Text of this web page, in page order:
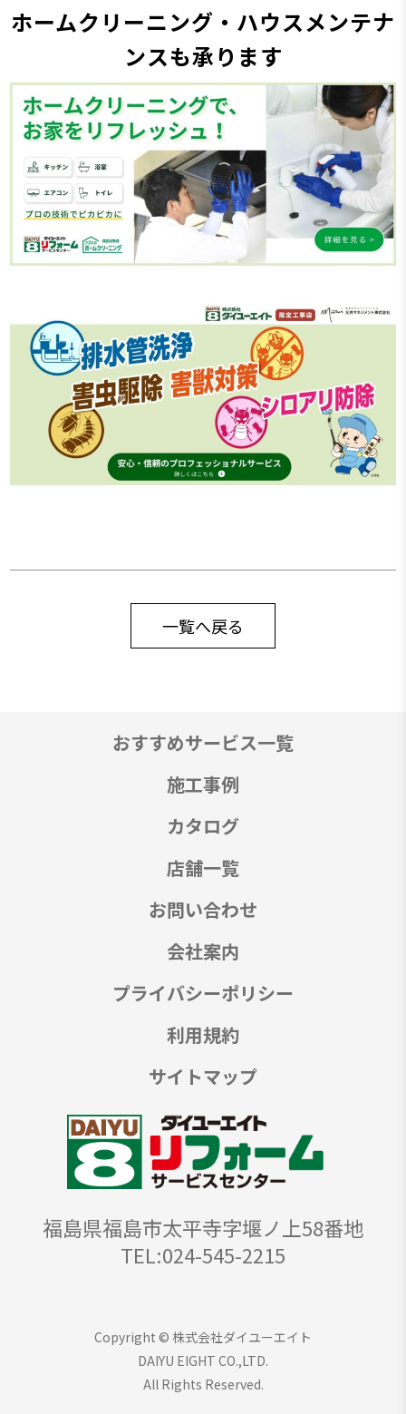
ホームクリーニング・ハウスメンテナ
ンスも承ります
一覧へ戻る
福島県福島市太平寺字堰ノ上58番地
TEL:024-545-2215
おすすめサービス一覧
施工事例
カタログ
店舗一覧
お問い合わせ
会社案内
プライバシーポリシー
利用規約
サイトマップ
Copyright © 株式会社ダイユーエイト
DAIYU EIGHT CO.,LTD.
All Rights Reserved.